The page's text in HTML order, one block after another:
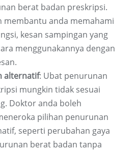
berat badan preskripsi.
membantu anda memahami
kesan sampingan yang
menggunakannya dengan
alternatif: Ubat penurunan
mungkin tidak sesuai
Doktor anda boleh
pilihan penurunan
seperti perubahan gaya
berat badan tanpa